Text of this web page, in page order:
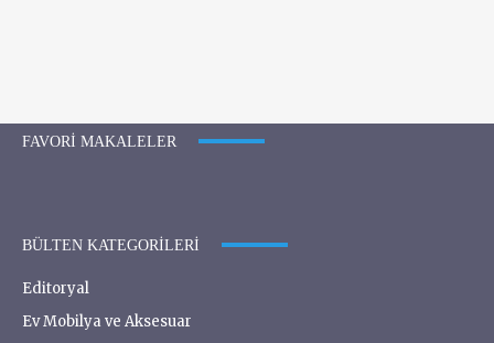
FAVORI MAKALELER
BÜLTEN KATEGORILERI
Editoryal
Ev Mobilya ve Aksesuar